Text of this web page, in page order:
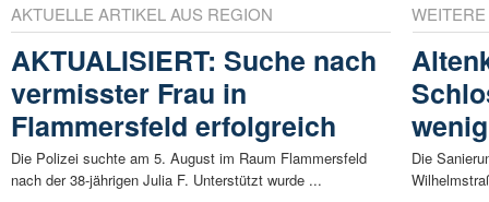
AKTUELLE ARTIKEL AUS REGION
AKTUALISIERT: Suche nach
vermisster Frau in
Flammersfeld erfolgreich
Die Polizei suchte am 5. August im Raum Flammersfeld
nach der 38-jährigen Julia F. Unterstützt wurde ...
Die